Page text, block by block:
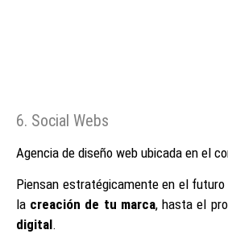
6. Social Webs
Agencia de diseño web ubicada en el
Piensan estratégicamente en el
la creación de tu marca, hasta el
digital.